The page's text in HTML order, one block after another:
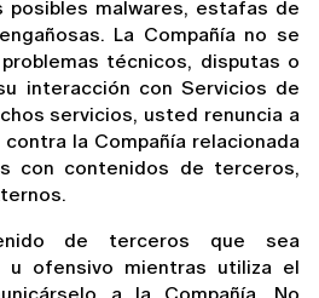
posibles malwares, estafas de
La Compañía no se
técnicos, disputas o
interacción con Servicios de
servicios, usted renuncia a
la Compañía relacionada
con contenidos de terceros,
de terceros que sea
u ofensivo mientras utiliza el